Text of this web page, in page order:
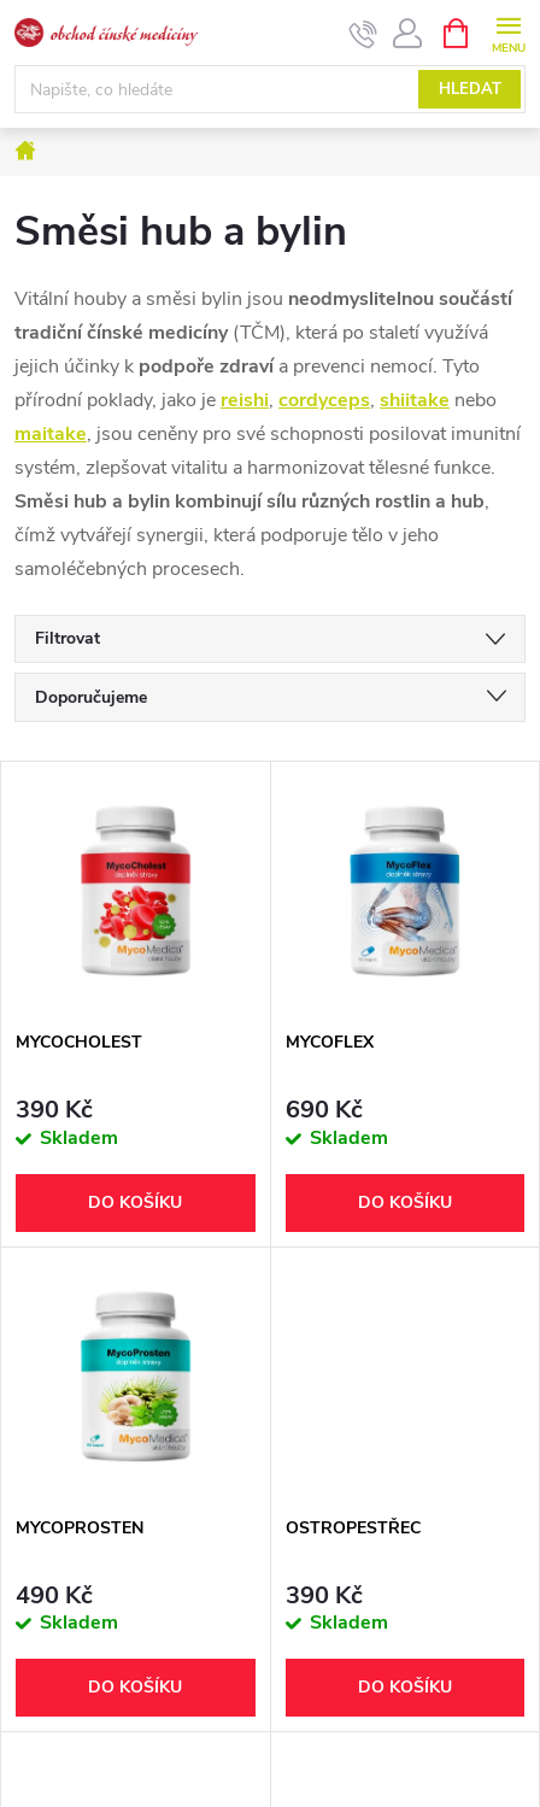
Přejít
na
obsah
HLEDAT
NÁKUPNÍ
KOŠÍK
Domů
Směsi hub a bylin
Vitální houby a směsi bylin jsou neodmyslitelnou součástí
tradiční čínské medicíny(TČM), která po staletí využívá
jejich účinky k podpoře zdravía prevenci nemocí. Tyto
přírodní poklady, jako je reishi, cordyceps, shiitake nebo
maitake, jsou ceněny pro své schopnosti posilovat imunitní
systém, zlepšovat vitalitu a harmonizovat tělesné funkce.
Směsi hub a bylin kombinují sílu různých rostlin a hub,
čímž vytvářejí synergii, která podporuje tělo v jeho
samoléčebných procesech.
Filtrovat
Ř
a
p
r
o
d
Doporučujeme
Nejprodávanější
Abecedně
s
p
r
ů
MYCOCHOLEST
390 Kč
Skladem
DO KOŠÍKU
MYCOFLEX
690 Kč
Skladem
DO KOŠÍKU
MYCOPROSTEN
490 Kč
Skladem
DO KOŠÍKU
OSTROPESTŘEC
390 Kč
Skladem
DO KOŠÍKU